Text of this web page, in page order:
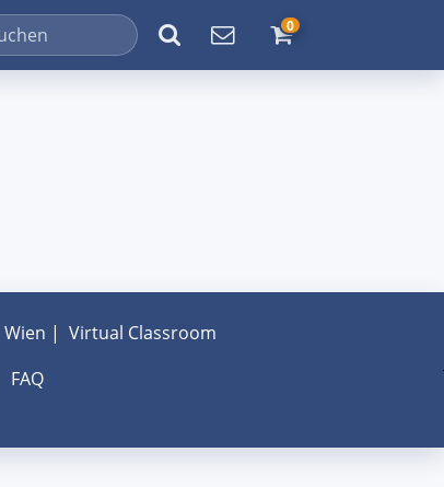
0
Wien | Virtual Classroom
FAQ